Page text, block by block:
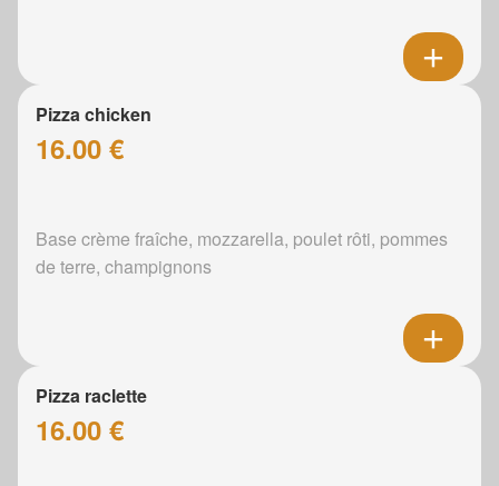
Pizza chicken
16.00 €
Base crème fraîche, mozzarella, poulet rôti, pommes
de terre, champignons
Pizza raclette
16.00 €